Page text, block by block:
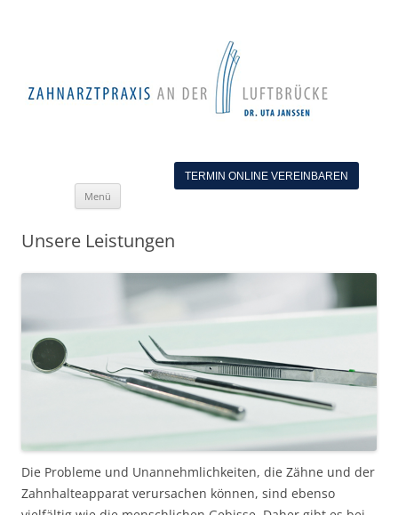
TERMIN ONLINE VEREINBAREN
Menü
Unsere Leistungen
Die Probleme und Unannehmlichkeiten, die Zähne und der
Zahnhalteapparat verursachen können, sind ebenso